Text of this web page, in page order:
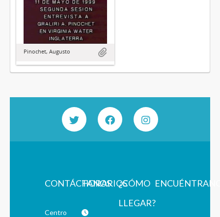
Pinochet, Augusto
CONTÁCTANOS
Centro
HORARIOS¿CÓMO
LLEGAR?